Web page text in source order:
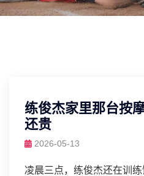
练俊杰家里那台按
还贵
2026-05-13
凌晨三点，练俊杰还在训练